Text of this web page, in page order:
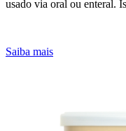
usado via oral ou enteral.
Saiba mais